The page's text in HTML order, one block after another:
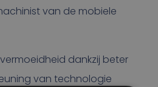
van de mobiele
dankzij beter
van technologie